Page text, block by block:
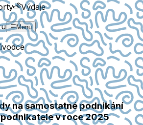
Výdaje
Menu
na samostatné podnikání
v roce 2025